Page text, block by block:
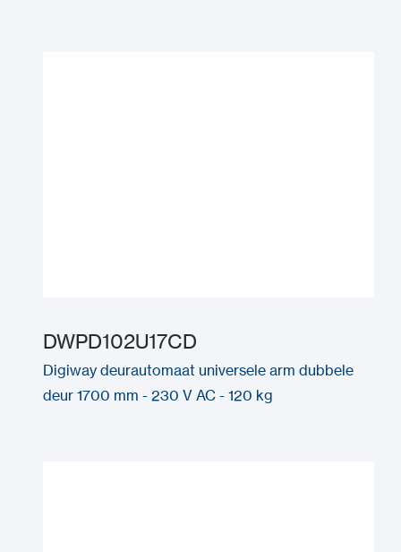
DWPD102U17CD
Digiway deurautomaat universele arm dubbele
deur 1700 mm - 230 V AC - 120 kg